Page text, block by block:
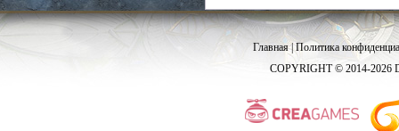
Главная|Политика
COPYRIGHT © 2014-2026